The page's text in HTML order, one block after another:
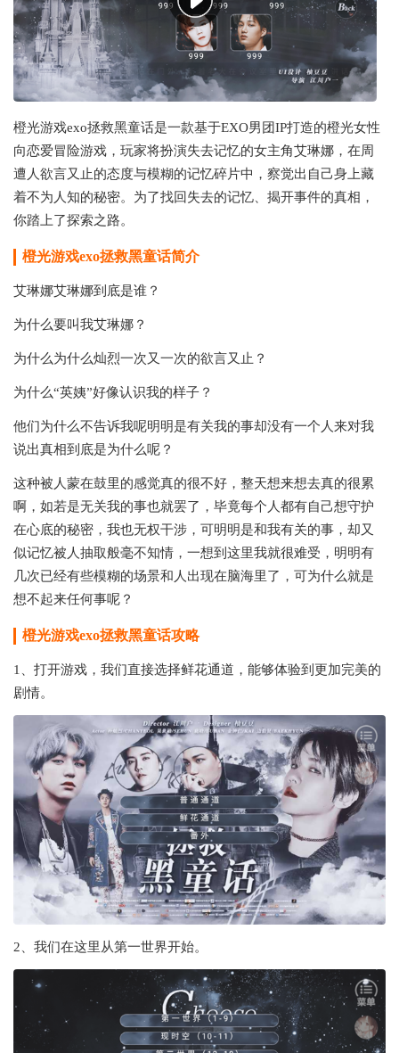
橙光游戏exo拯救黑童话是一款基于EXO男团IP打造的橙光女性
向恋爱冒险游戏，玩家将扮演失去记忆的女主角艾琳娜，在周
遭人欲言又止的态度与模糊的记忆碎片中，察觉出自己身上藏
着不为人知的秘密。为了找回失去的记忆、揭开事件的真相，
你踏上了探索之路。
橙光游戏exo拯救黑童话简介
艾琳娜艾琳娜到底是谁？
为什么要叫我艾琳娜？
为什么为什么灿烈一次又一次的欲言又止？
为什么“英姨”好像认识我的样子？
他们为什么不告诉我呢明明是有关我的事却没有一个人来对我
说出真相到底是为什么呢？
这种被人蒙在鼓里的感觉真的很不好，整天想来想去真的很累
啊，如若是无关我的事也就罢了，毕竟每个人都有自己想守护
在心底的秘密，我也无权干涉，可明明是和我有关的事，却又
似记忆被人抽取般毫不知情，一想到这里我就很难受，明明有
几次已经有些模糊的场景和人出现在脑海里了，可为什么就是
想不起来任何事呢？
橙光游戏exo拯救黑童话攻略
1、打开游戏，我们直接选择鲜花通道，能够体验到更加完美的
剧情。
2、我们在这里从第一世界开始。